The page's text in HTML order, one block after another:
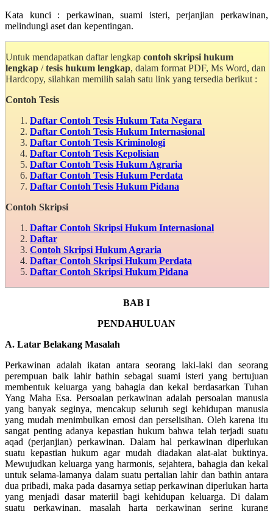
Kata kunci : perkawinan, suami isteri, perjanjian perkawinan,
melindungi aset dan kepentingan.
Untuk mendapatkan daftar lengkap contoh skripsi hukum
lengkap /tesis hukum lengkap, dalam format PDF, Ms Word, dan
Hardcopy, silahkan memilih salah satu link yang tersedia berikut :
Contoh Tesis
Daftar Contoh Tesis Hukum Tata Negara
Daftar Contoh Tesis Hukum Internasional
Daftar Contoh Tesis Kriminologi
Daftar Contoh Tesis Kepolisian
Daftar Contoh Tesis Hukum Agraria
Daftar Contoh Tesis Hukum Perdata
Daftar Contoh Tesis Hukum Pidana
Contoh Skripsi
Daftar Contoh Skripsi Hukum Internasional
Daftar
Contoh Skripsi Hukum Agraria
Daftar Contoh Skripsi Hukum Perdata
Daftar Contoh Skripsi Hukum Pidana
BAB I
PENDAHULUAN
A. Latar Belakang Masalah
Perkawinan adalah ikatan antara seorang laki-laki dan seorang
perempuan baik lahir bathin sebagai suami isteri yang bertujuan
membentuk keluarga yang bahagia dan kekal berdasarkan Tuhan
Yang Maha Esa. Persoalan perkawinan adalah persoalan manusia
yang banyak seginya, mencakup seluruh segi kehidupan manusia
yang mudah menimbulkan emosi dan perselisihan. Oleh karena itu
sangat penting adanya kepastian hukum bahwa telah terjadi suatu
aqad (perjanjian) perkawinan. Dalam hal perkawinan diperlukan
suatu kepastian hukum agar mudah diadakan alat-alat buktinya.
Mewujudkan keluarga yang harmonis, sejahtera, bahagia dan kekal
untuk selama-lamanya dalam suatu pertalian lahir dan bathin antara
dua pribadi, maka pada dasarnya setiap perkawinan diperlukan harta
yang menjadi dasar materiil bagi kehidupan keluarga. Di dalam
suatu perkawinan, masalah harta perkawinan sering kurang